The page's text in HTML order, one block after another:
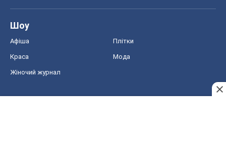
Шоу
Афіша Плітки
Краса Мода
Жіночий журнал